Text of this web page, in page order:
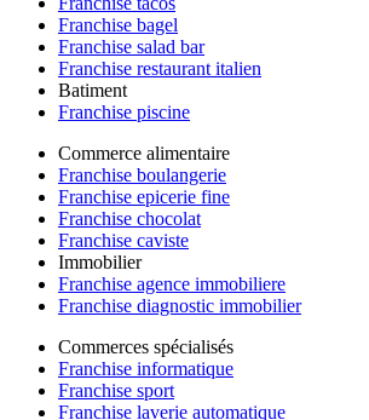
Franchise bagel
Franchise salad bar
Franchise restaurant italien
Batiment
Franchise piscine
Commerce alimentaire
Franchise boulangerie
Franchise epicerie fine
Franchise chocolat
Franchise caviste
Immobilier
Franchise agence immobiliere
Franchise diagnostic immobilier
Commerces spécialisés
Franchise informatique
Franchise sport
Franchise laverie automatique